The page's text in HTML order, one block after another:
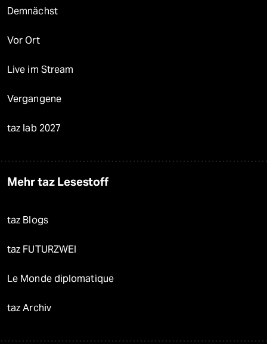
Demnächst
Vor Ort
Live im Stream
Vergangene
taz lab 2027
Mehr taz Lesestoff
taz Blogs
taz FUTURZWEI
Le Monde diplomatique
taz Archiv